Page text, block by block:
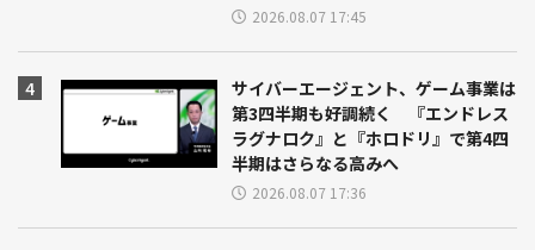
2026.08.07 17:45
サイバーエージェント、ゲーム事業は
第3四半期も好調続く 『エンドレス
ラグナロク』と『ホロドリ』で第4四
半期はさらなる高みへ
2026.08.07 17:36